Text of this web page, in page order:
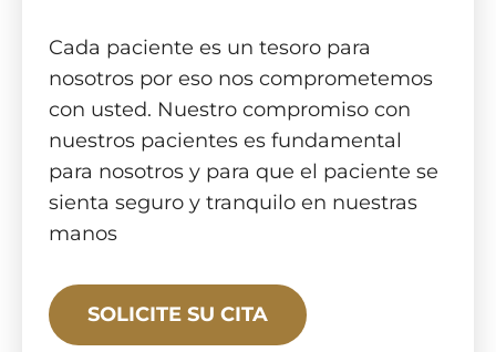
Cada paciente es un tesoro para
nosotros por eso nos comprometemos
con usted. Nuestro compromiso con
nuestros pacientes es fundamental
para nosotros y para que el paciente se
sienta seguro y tranquilo en nuestras
manos
SOLICITE SU CITA